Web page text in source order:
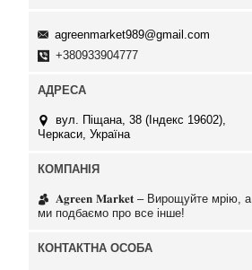
agreenmarket989@gmail.com
+380933904777
вул. Піщана, 38 (Індекс 19602),
Черкаси, Україна
𝐀𝐠𝐫𝐞𝐞𝐧 𝐌𝐚𝐫𝐤𝐞𝐭 – Вирощуйте мрію, а
ми подбаємо про все інше!